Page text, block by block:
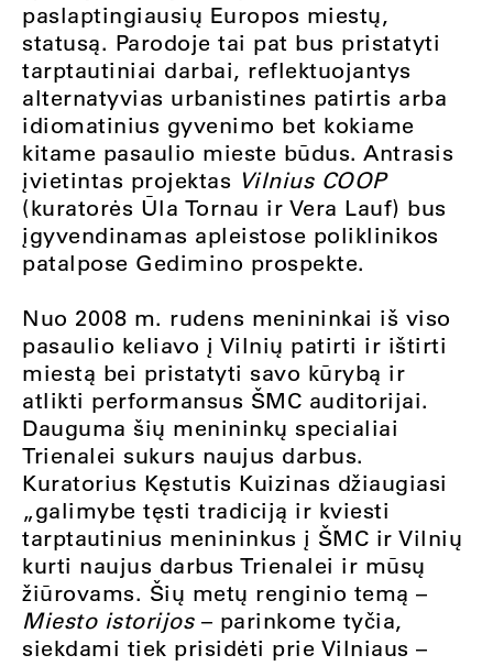
paslaptingiausių Europos miestų,
statusą. Parodoje tai pat bus pristatyti
tarptautiniai darbai, reflektuojantys
alternatyvias urbanistines patirtis arba
idiomatinius gyvenimo bet kokiame
kitame pasaulio mieste būdus. Antrasis
įvietintas projektas Vilnius COOP
(kuratorės Ūla Tornau ir Vera Lauf) bus
įgyvendinamas apleistose poliklinikos
patalpose Gedimino prospekte.
Nuo 2008 m. rudens menininkai iš viso
pasaulio keliavo į Vilnių patirti ir ištirti
miestą bei pristatyti savo kūrybą ir
atlikti performansus ŠMC auditorijai.
Dauguma šių menininkų specialiai
Trienalei sukurs naujus darbus.
Kuratorius Kęstutis Kuizinas džiaugiasi
„galimybe tęsti tradiciją ir kviesti
tarptautinius menininkus į ŠMC ir Vilnių
kurti naujus darbus Trienalei ir mūsų
žiūrovams. Šių metų renginio temą –
Miesto istorijos– parinkome tyčia,
siekdami tiek prisidėti prie Vilniaus –